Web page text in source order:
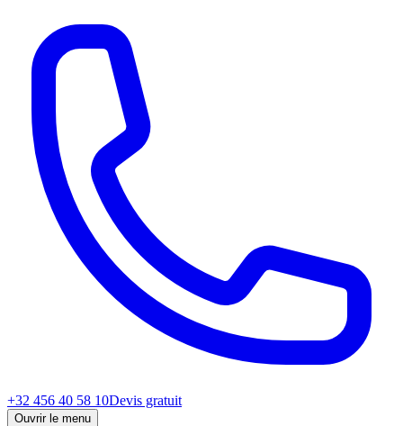
+32 456 40 58 10Devis gratuit
Ouvrir le menu